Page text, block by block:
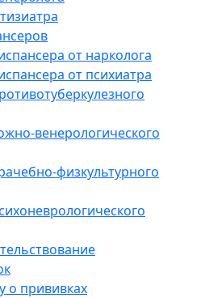
от нарколога
от психиатра
венерологического
физкультурного
о прививках